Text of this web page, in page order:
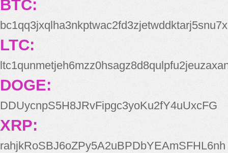
BTC:
bc1qq3jxqlha3nkptwac2fd3zjetwddktarj5snu7x
LTC:
DOGE:
DDUycnpS5H8JRvFipgc3yoKu2fY4uUxcFG
XRP:
rahjkRoSBJ6oZPy5A2uBPDbYEAmSFHL6nh